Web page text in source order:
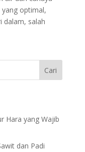
optimal,
dalam, salah
Cari
Hara yang Wajib
dan Padi